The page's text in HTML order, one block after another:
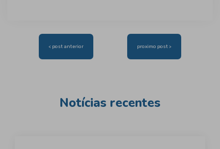
Navegação
< post anterior proximo post >
Notícias recentes